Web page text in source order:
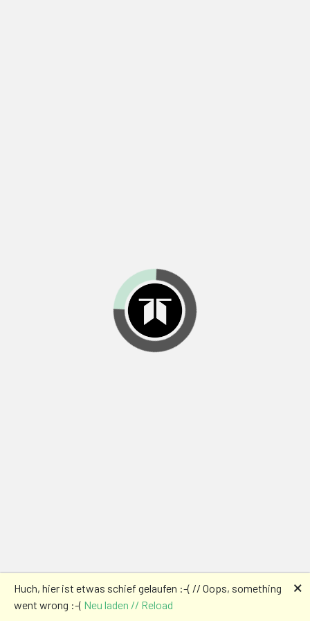
Huch, hier ist etwas schief gelaufen :-( // Oops, something
went wrong :-( Neu laden // Reload
🗙